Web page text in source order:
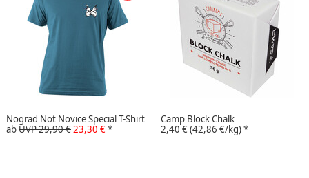
Nograd Not Novice Special T-Shirt
abUVP 29,90 € 23,30 €*
Camp Block Chalk
2,40 €(42,86 €/kg)*